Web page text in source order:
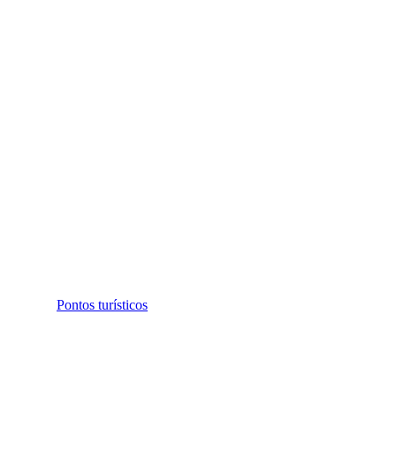
Pontos turísticos